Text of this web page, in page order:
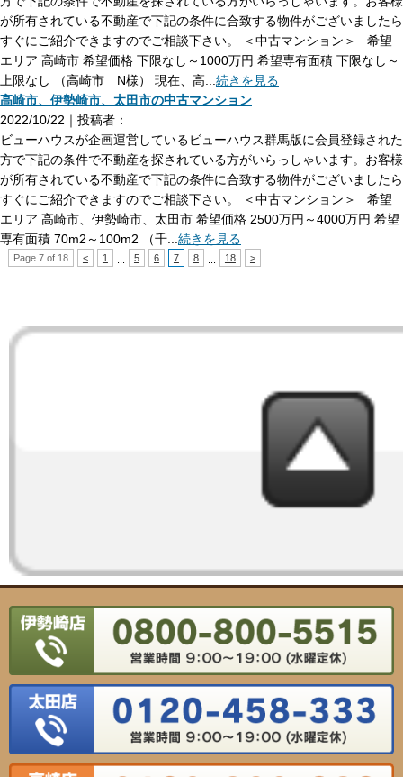
が所有されている不動産で下記の条件に合致する物件がございましたら
すぐにご紹介できますのでご相談下さい。 ＜中古マンション＞ 希望
エリア 高崎市 希望価格 下限なし～1000万円 希望専有面積 下限なし～
上限なし （高崎市 N様） 現在、高... 続きを見る
高崎市、伊勢崎市、太田市の中古マンション
2022/10/22｜投稿者：
ビューハウスが企画運営しているビューハウス群馬版に会員登録された
方で下記の条件で不動産を探されている方がいらっしゃいます。お客様
が所有されている不動産で下記の条件に合致する物件がございましたら
すぐにご紹介できますのでご相談下さい。 ＜中古マンション＞ 希望
エリア 高崎市、伊勢崎市、太田市 希望価格 2500万円～4000万円 希望
専有面積 70m2～100m2 （千... 続きを見る
Page 7 of 18 < 1 5 6 7 8 18 >